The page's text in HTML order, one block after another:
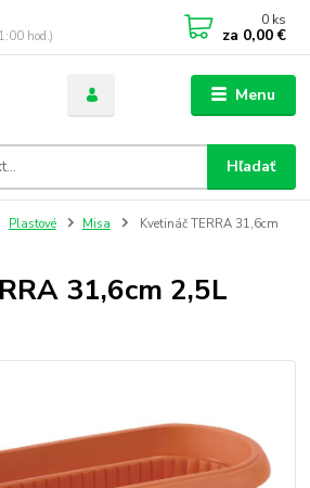
Menu
Hľadať
hod.)
0 ks
za 0,00 €
Plastové Misa
Kvetináč TERRA 31,6cm
31,6cm 2,5L